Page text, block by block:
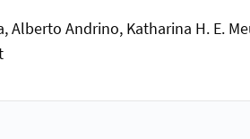
Alberto Andrino, Katharina H. E.